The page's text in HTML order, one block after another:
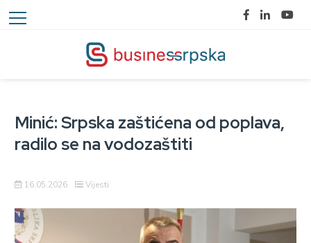
Minić: Srpska zaštićena od poplava,
radilo se na vodozaštiti
16.05.2026 Vijesti